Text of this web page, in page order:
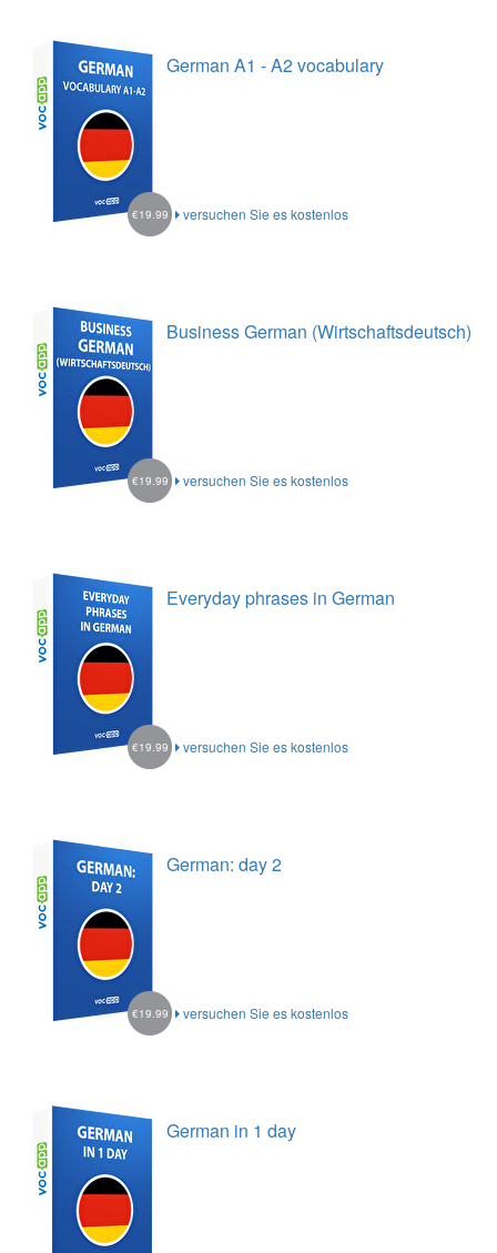
German A1 - A2 vocabulary
versuchen Sie es kostenlos
€19.99
Business German (Wirtschaftsdeutsch)
versuchen Sie es kostenlos
€19.99
Everyday phrases in German
versuchen Sie es kostenlos
€19.99
German: day 2
versuchen Sie es kostenlos
€19.99
German in 1 day